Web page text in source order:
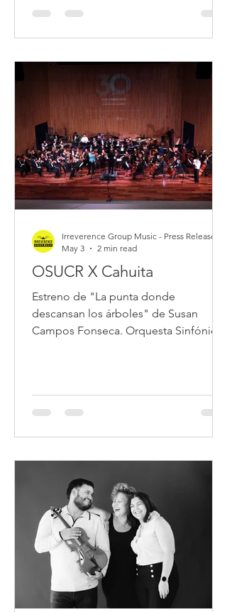
mundo —y escucharnos— desde una
práctica más consciente, situada y
OSUCR X Cahuita
Estreno de "La punta donde
descansan los árboles" de Susan
Campos Fonseca. Orquesta Sinfónica
Irreverence Group Music - Press Release
May 3
2 min read